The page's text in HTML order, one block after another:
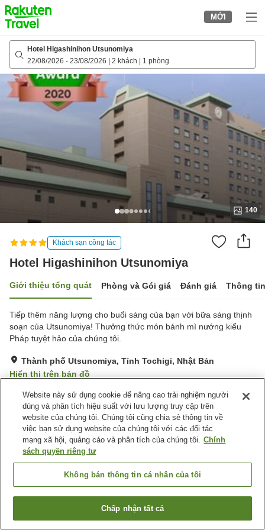
to
top
page
MỚI
Hotel Higashinihon Utsunomiya
22/08/2026 - 23/08/2026 2 khách 1 phòng
140
Khách sạn công tác
Hotel Higashinihon Utsunomiya
Giới thiệu tổng quát Phòng và Gói giá Đánh giá Thông
Tiếp thêm năng lượng cho buổi sáng của bạn với bữa sáng thịnh
soạn của Utsunomiya! Thưởng thức món bánh mì nướng kiểu
Pháp tuyệt hảo của chúng tôi.
Thành phố Utsunomiya, Tỉnh Tochigi, Nhật Bản
Hiển thị trên bản đồ
Tuyệt vời Đánh giá:194lượt
Tiện nghi chỗ nghỉ
Bãi đỗ xe
Spa / Salon
Nhà hàng
Trang chủ Nhật Bản Tỉnh Tochigi
Thành phố Utsunomiya
Hotel Higashinihon Utsunomiya
Tìm phòng trống
Website này sử dụng cookie để nâng cao trải nghiệm người
dùng và phân tích hiệu suất với lưu lượng truy cập trên
website của chúng tôi. Chúng tôi cũng chia sẻ thông tin về
việc bạn sử dụng website của chúng tôi với các đối tác
mạng xã hội, quảng cáo và phân tích của chúng tôi. Chính
sách quyền riêng tư
Không bán thông tin cá nhân của tôi
Chấp nhận tất cả